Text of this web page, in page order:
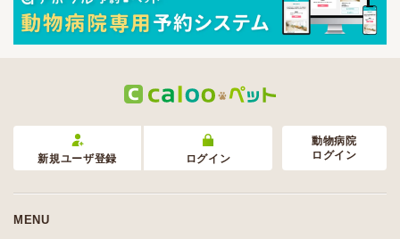
新規ユーザ登録 ログイン
動物病院
ログイン
MENU